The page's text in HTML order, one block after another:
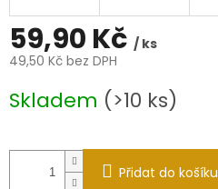
59,90 Kč / ks
49,50 Kč bez DPH
cena:
Skladem (>10 ks)
Přidat do košíku